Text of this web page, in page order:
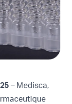
– Medisca,